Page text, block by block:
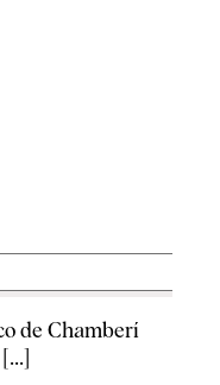
de Chamberí